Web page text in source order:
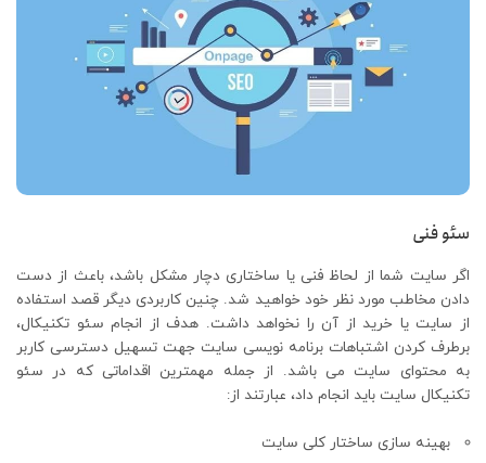
سئو فنی
اگر سایت شما از لحاظ فنی یا ساختاری دچار مشکل باشد، باعث از دست
دادن مخاطب مورد نظر خود خواهید شد. چنین کاربردی دیگر قصد استفاده
از سایت یا خرید از آن را نخواهد داشت. هدف از انجام سئو تکنیکال،
برطرف کردن اشتباهات برنامه نویسی سایت جهت تسهیل دسترسی کاربر
به محتوای سایت می باشد. از جمله مهمترین اقداماتی که در سئو
تکنیکال سایت باید انجام داد، عبارتند از:
بهینه سازی ساختار کلی سایت